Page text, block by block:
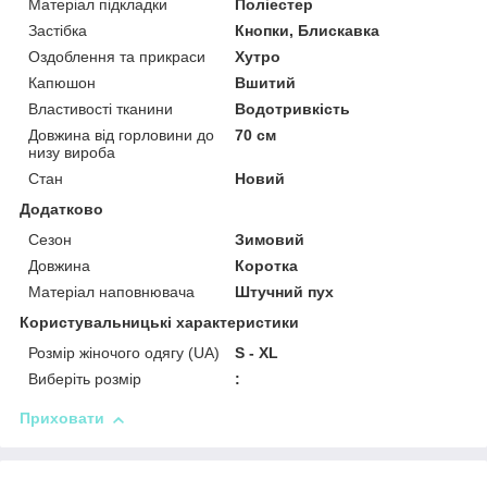
Матеріал підкладки
Поліестер
Застібка
Кнопки, Блискавка
Оздоблення та прикраси
Хутро
Капюшон
Вшитий
Властивості тканини
Водотривкість
Довжина від горловини до
низу вироба
70 см
Стан
Новий
Додатково
Сезон
Зимовий
Довжина
Коротка
Матеріал наповнювача
Штучний пух
Користувальницькі характеристики
Розмір жіночого одягу (UA)
S - XL
Виберіть розмір
:
Приховати